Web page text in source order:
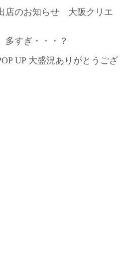
店のお知らせ 大阪クリエ
多すぎ・・・？
UP 大盛況ありがとうござ